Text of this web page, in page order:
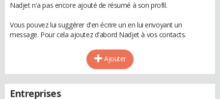
Nadjet n'a pas encore ajouté de résumé à son profil.
Vous pouvez lui suggérer d'en écrire un en lui envoyant un
message. Pour cela ajoutez d'abord Nadjet à vos contacts.
Ajouter
Entreprises